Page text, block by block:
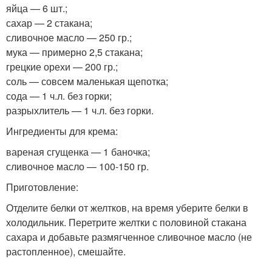
яйца — 6 шт.;
сахар — 2 стакана;
сливочное масло — 250 гр.;
мука — примерно 2,5 стакана;
грецкие орехи — 200 гр.;
соль — совсем маленькая щепотка;
сода — 1 ч.л. без горки;
разрыхлитель — 1 ч.л. без горки.
Ингредиенты для крема:
вареная сгущенка — 1 баночка;
сливочное масло — 100-150 гр.
Приготовление:
Отделите белки от желтков, на время уберите белки в
холодильник. Перетрите желтки с половиной стакана
сахара и добавьте размягченное сливочное масло (не
растопленное), смешайте.